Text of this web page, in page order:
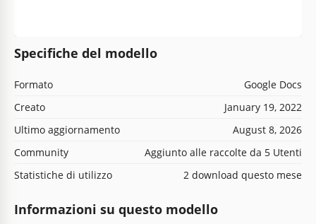
Specifiche del modello
Formato
Google Docs
Creato
January 19, 2022
Ultimo aggiornamento
August 8, 2026
Community
Aggiunto alle raccolte da 5 Utenti
Statistiche di utilizzo
2 download questo mese
Informazioni su questo modello